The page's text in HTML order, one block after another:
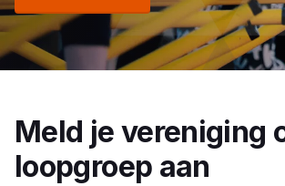
Meld je vereniging
loopgroep aan